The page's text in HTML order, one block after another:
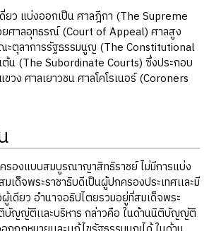
ยว แบ่งออกเป็น ศาลฎีกา (The Supreme
ศาลอุทธรณ์ (Court of Appeal) ศาลสูง
ะตุลาการรัฐธรรมนูญ (The Constitutional
น (The Subordinate Courts) ซึ่งประกอบ
วง ศาลเยาวชน ศาลโคโรเนอร์ (Coroners
รองแบบสมบูรณาญาสิทธิราชย์ ไม่มีการแบ่ง
เด็จพระราชาธิบดีเป็นผู้ปกครองประเทศเเละมี
เดียว อำนาจอธิปไตยรวมอยู่ที่สมเด็จพระ
บัญญัติเเละบริหาร กล่าวคือ ในด้านนิติบัญญัติ